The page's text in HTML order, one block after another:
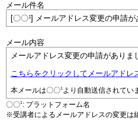
メール件名
[〇〇1] メールアドレス変更の申請が
メール内容
メールアドレス変更の申請がありま
こちらをクリックしてメールアドレ
本メールは〇〇1より自動送信されてい
〇〇1: プラットフォーム名
※受講者によるメールアドレスの変更は